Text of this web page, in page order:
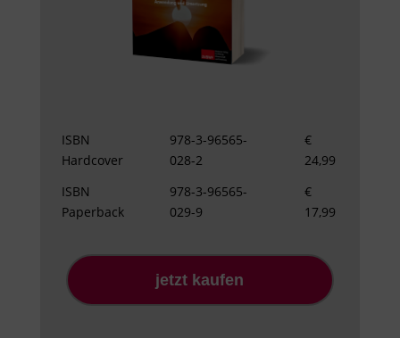
ISBN
Hardcover
978-3-96565-
028-2
€
24,99
ISBN
Paperback
978-3-96565-
029-9
€
17,99
jetzt kaufen